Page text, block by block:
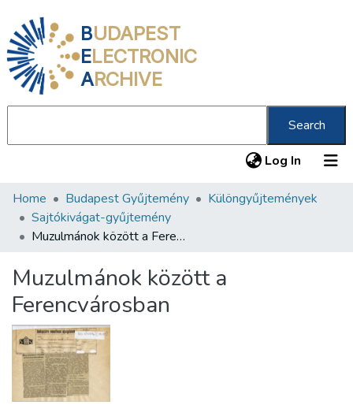
BUDAPEST
ELECTRONIC
ARCHIVE
Search
Log In (current)
Communities & Collections
All of DSpace
About us
Home Budapest Gyűjtemény
Különgyűjtemények
Sajtókivágat-gyűjtemény
Muzulmánok között a Ferencvárosban
Muzulmánok között a
Ferencvárosban